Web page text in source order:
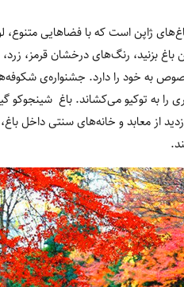
ژاپن است که با فضاهایی
بزنید، رنگ‌های درخشان قرمز،
به خود را دارد. جشنواره‌ی
را به توکیو می‌کشاند. باغ
از معابد و خانه‌های سنتی داخل